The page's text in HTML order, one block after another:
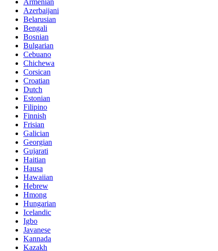
Armenian
Azerbaijani
Belarusian
Bengali
Bosnian
Bulgarian
Cebuano
Chichewa
Corsican
Croatian
Dutch
Estonian
Filipino
Finnish
Frisian
Galician
Georgian
Gujarati
Haitian
Hausa
Hawaiian
Hebrew
Hmong
Hungarian
Icelandic
Igbo
Javanese
Kannada
Kazakh